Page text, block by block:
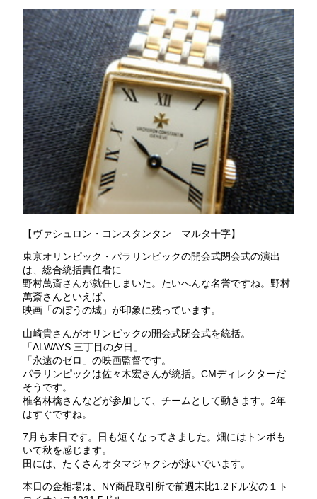
【ヴァシュロン・コンスタンタン マルタ十字】
東京オリンピック・パラリンピックの開会式閉会式の演出
は、総合統括責任者に
野村萬斎さんが就任しまいた。たいへんな名誉ですね。野村
萬斎さんといえば、
映画「のぼうの城」が印象に残っています。
山崎貴さんがオリンピックの開会式閉会式を統括。
「ALWAYS 三丁目の夕日」
「永遠のゼロ」の映画監督です。
パラリンピックは佐々木宏さんが統括。CMディレクターだ
そうです。
椎名林檎さんなどが参加して、チームとして動きます。2年
はすぐですね。
7月も末日です。日も短くなってきました。畑にはトンボも
いて秋を感じます。
田には、たくさんオタマジャクシが泳いでいます。
本日の金相場は、NY商品取引所で前週末比1.2ドル安の１ト